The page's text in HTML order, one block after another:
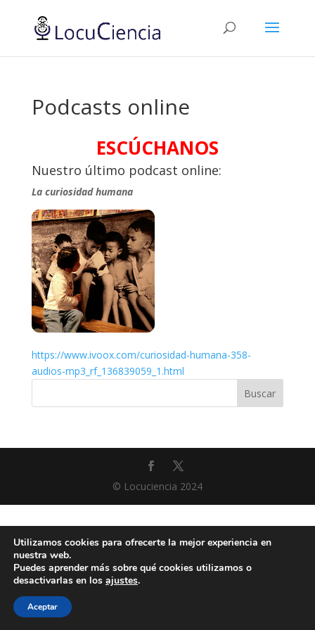
Podcasts online
ESCÚCHANOS
Nuestro último podcast online:
La curiosidad humana
https://www.ivoox.com/curiosidad-humana-358-
audios-mp3_rf_136839059_1.html
Buscar
© Locuciencia 2024
Utilizamos cookies para ofrecerte la mejor experiencia en
nuestra web.
Puedes aprender más sobre qué cookies utilizamos o
desactivarlas en los ajustes.
Aceptar